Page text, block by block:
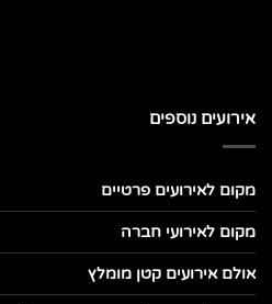
אירועים נוספים
מקום לאירועים פרטיים
מקום לאירועי חברה
אולם אירועים קטן מומלץ